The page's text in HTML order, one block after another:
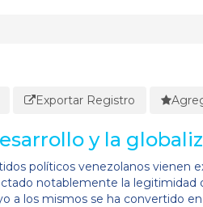
Exportar Registro
y la
políticos venezolanos vienen
notablemente la legitimidad
a los mismos se ha convertido